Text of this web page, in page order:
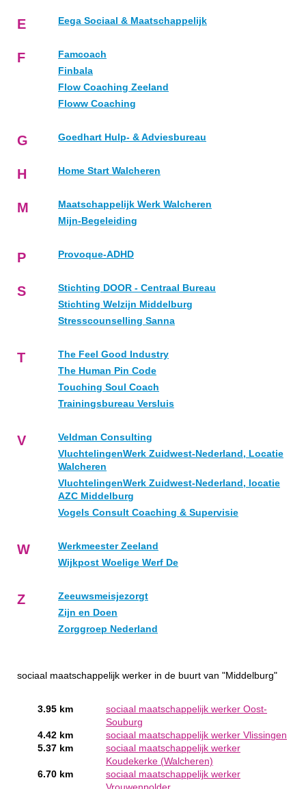
E Eega Sociaal & Maatschappelijk
F
Famcoach
Finbala
Flow Coaching Zeeland
Floww Coaching
G Goedhart Hulp- & Adviesbureau
H Home Start Walcheren
M
Maatschappelijk Werk Walcheren
Mijn-Begeleiding
P Provoque-ADHD
S
Stichting DOOR - Centraal Bureau
Stichting Welzijn Middelburg
Stresscounselling Sanna
T
The Feel Good Industry
The Human Pin Code
Touching Soul Coach
Trainingsbureau Versluis
V
Veldman Consulting
VluchtelingenWerk Zuidwest-Nederland, Locatie
Walcheren
VluchtelingenWerk Zuidwest-Nederland, locatie
AZC Middelburg
Vogels Consult Coaching & Supervisie
W
Werkmeester Zeeland
Wijkpost Woelige Werf De
Z
Zeeuwsmeisjezorgt
Zijn en Doen
Zorggroep Nederland
sociaal maatschappelijk werker in de buurt van "Middelburg"
3.95 km
sociaal maatschappelijk werker Oost-
Souburg
4.42 km
sociaal maatschappelijk werker Vlissingen
5.37 km
sociaal maatschappelijk werker
Koudekerke (Walcheren)
6.70 km
sociaal maatschappelijk werker